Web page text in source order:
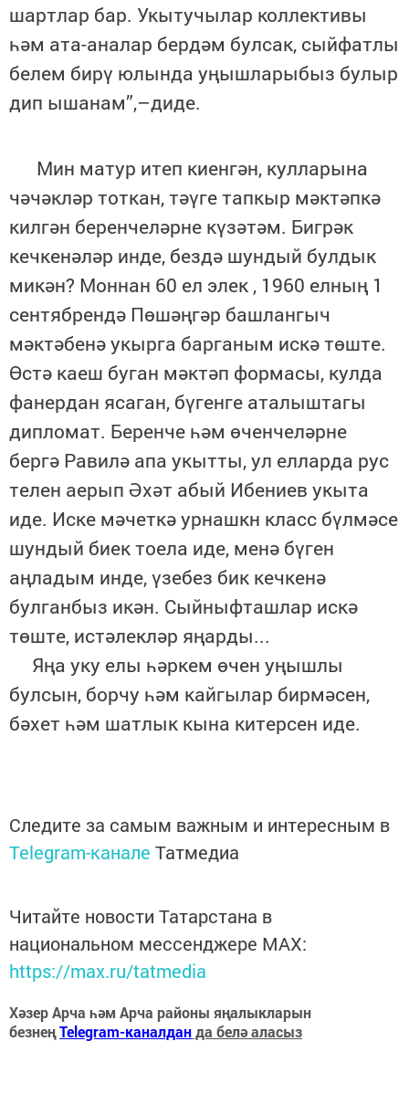
шартлар бар. Укытучылар коллективы
һәм ата-аналар бердәм булсак, сыйфатлы
белем бирү юлында уңышларыбыз булыр
дип ышанам”,–диде.
Мин матур итеп киенгән, кулларына
чәчәкләр тоткан, тәүге тапкыр мәктәпкә
килгән беренчеләрне күзәтәм. Бигрәк
кечкенәләр инде, бездә шундый булдык
микән? Моннан 60 ел элек , 1960 елның 1
сентябрендә Пөшәңгәр башлангыч
мәктәбенә укырга барганым искә төште.
Өстә каеш буган мәктәп формасы, кулда
фанердан ясаган, бүгенге аталыштагы
дипломат. Беренче һәм өченчеләрне
бергә Равилә апа укытты, ул елларда рус
телен аерып Әхәт абый Ибениев укыта
иде. Иске мәчеткә урнашкн класс бүлмәсе
шундый биек тоела иде, менә бүген
аңладым инде, үзебез бик кечкенә
булганбыз икән. Сыйныфташлар искә
төште, истәлекләр яңарды...
Яңа уку елы һәркем өчен уңышлы
булсын, борчу һәм кайгылар бирмәсен,
бәхет һәм шатлык кына китерсен иде.
Следите за самым важным и интересным в
Telegram-канале Татмедиа
Читайте новости Татарстана в
национальном мессенджере MАХ:
https://max.ru/tatmedia
Хәзер Арча һәм Арча районы яңалыкларын
безнеңTelegram-каналданда белә аласыз